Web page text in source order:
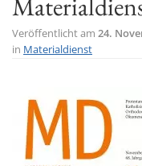
Veröffentlicht am 24.
in Materialdienst